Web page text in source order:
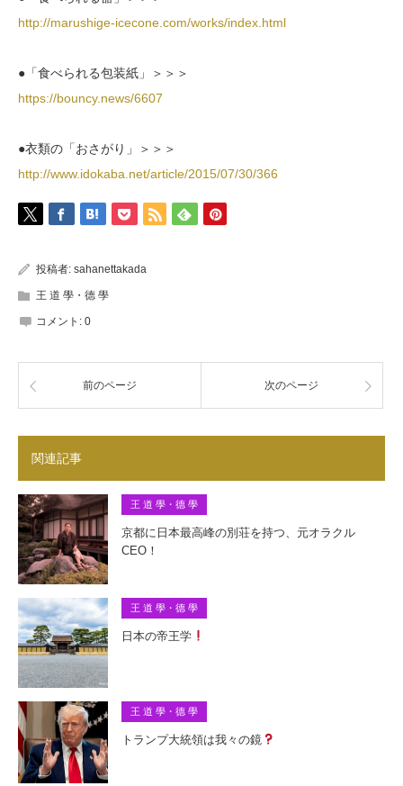
http://marushige-icecone.com/works/index.html
●「食べられる包装紙」＞＞＞
https://bouncy.news/6607
●衣類の「おさがり」＞＞＞
http://www.idokaba.net/article/2015/07/30/366
投稿者: sahanettakada
王 道 學・德 學
コメント: 0
前のページ 次のページ
関連記事
王 道 學・德 學
京都に日本最高峰の別荘を持つ、元オラクル
CEO！
王 道 學・德 學
日本の帝王学
王 道 學・德 學
トランプ大統領は我々の鏡